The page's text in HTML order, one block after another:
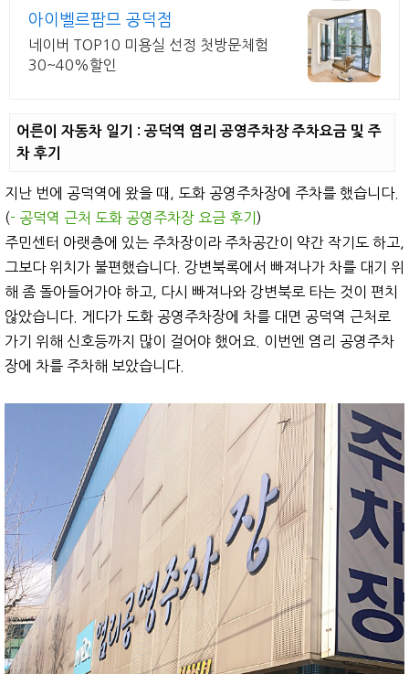
아이벨르팜므 공덕점
네이버 TOP10 미용실 선정 첫방문체험
30~40%할인
어른이 자동차 일기 : 공덕역 염리 공영주차장 주차요금 및 주
차 후기
지난 번에 공덕역에 왔을 때, 도화 공영주차장에 주차를 했습니다.
(- 공덕역 근처 도화 공영주차장 요금 후기 )
주민센터 아랫층에 있는 주차장이라 주차공간이 약간 작기도 하고,
그보다 위치가 불편했습니다. 강변북록에서 빠져나가 차를 대기 위
해 좀 돌아들어가야 하고, 다시 빠져나와 강변북로 타는 것이 편치
않았습니다. 게다가 도화 공영주차장에 차를 대면 공덕역 근처로
가기 위해 신호등까지 많이 걸어야 했어요. 이번엔 염리 공영주차
장에 차를 주차해 보았습니다.